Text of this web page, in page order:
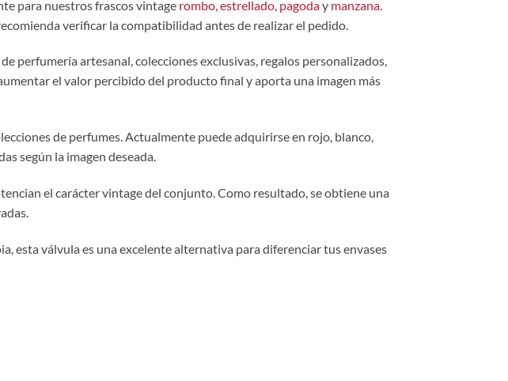
para nuestros frascos vintage rombo estrellado pagoday manzana
verificar la compatibilidad antes de realizar el pedido.
perfumería artesanal, colecciones exclusivas, regalos personalizados,
el valor percibido del producto final y aporta una imagen más
de perfumes. Actualmente puede adquirirse en rojo, blanco,
según la imagen deseada.
el carácter vintage del conjunto. Como resultado, se obtiene una
esta válvula es una excelente alternativa para diferenciar tus envases